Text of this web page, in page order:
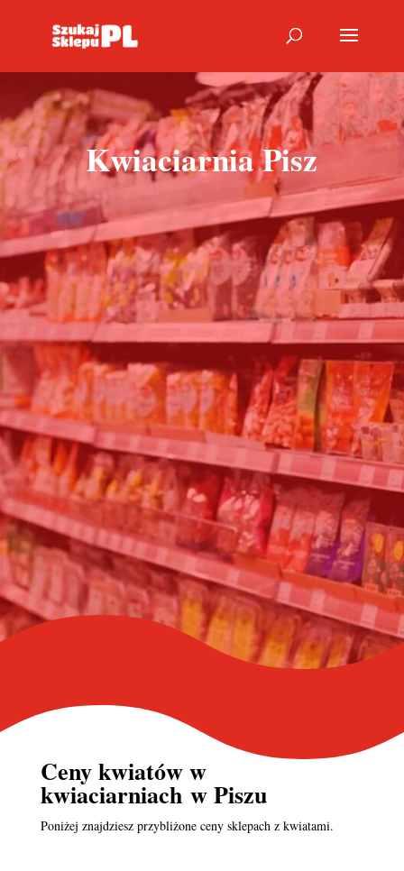
Kwiaciarnia Pisz
Ceny kwiatów w
kwiaciarniach w Piszu
Poniżej znajdziesz przybliżone ceny sklepach z kwiatami.